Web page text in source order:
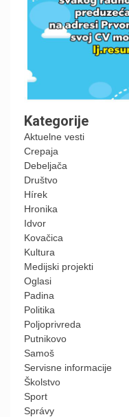
Kategorije
Aktuelne vesti
Crepaja
Debeljača
Društvo
Hírek
Hronika
Idvor
Kovačica
Kultura
Medijski projekti
Oglasi
Padina
Politika
Poljoprivreda
Putnikovo
Samoš
Servisne informacije
Školstvo
Sport
Správy